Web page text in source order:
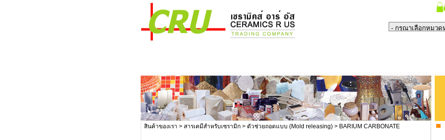
สินค้าของเรา > สารเคมีสำหรับเซรามิก > ตัวช่วยถอดแบบ (Mold releasing) > BARIUM CARBONATE